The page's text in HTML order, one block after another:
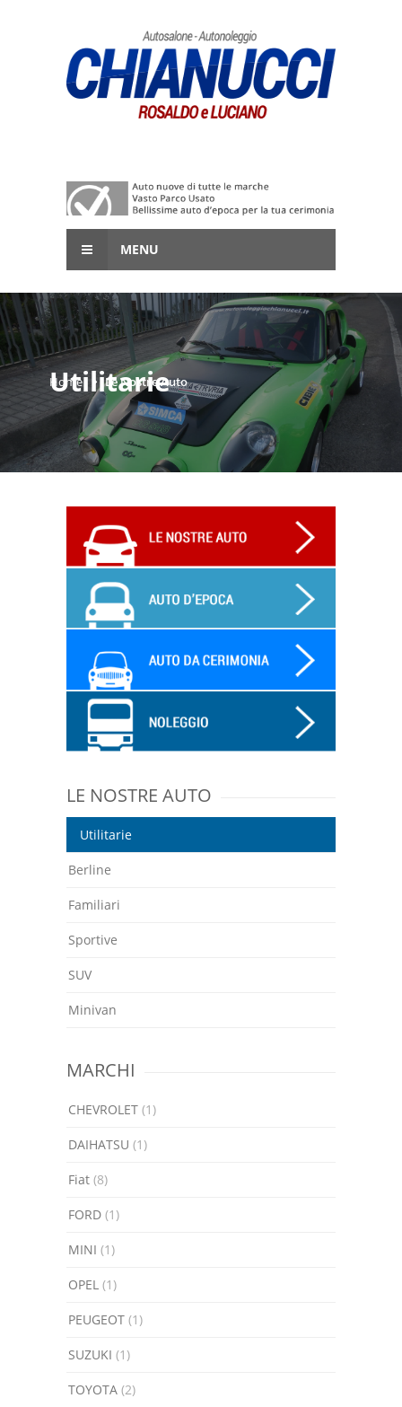
MENU
Utilitarie
Home Le Nostre Auto
LE NOSTRE AUTO
Utilitarie
Berline
Familiari
Sportive
SUV
Minivan
MARCHI
CHEVROLET (1)
DAIHATSU (1)
Fiat (8)
FORD (1)
MINI (1)
OPEL (1)
PEUGEOT (1)
SUZUKI (1)
TOYOTA (2)